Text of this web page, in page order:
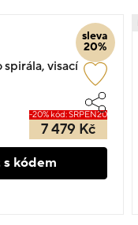
sleva
20%
spirála, visací
-20% kód: SRPEN20
7 479 Kč
s kódem